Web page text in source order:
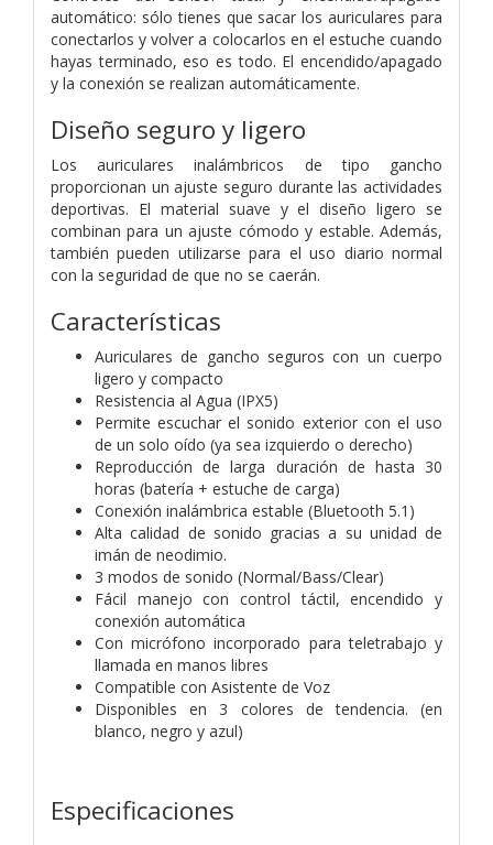
automático: sólo tienes que sacar los auriculares para
conectarlos y volver a colocarlos en el estuche cuando
hayas terminado, eso es todo. El encendido/apagado
y la conexión se realizan automáticamente.
Diseño seguro y ligero
Los auriculares inalámbricos de tipo gancho
proporcionan un ajuste seguro durante las actividades
deportivas. El material suave y el diseño ligero se
combinan para un ajuste cómodo y estable. Además,
también pueden utilizarse para el uso diario normal
con la seguridad de que no se caerán.
Características
Auriculares de gancho seguros con un cuerpo
ligero y compacto
Resistencia al Agua (IPX5)
Permite escuchar el sonido exterior con el uso
de un solo oído (ya sea izquierdo o derecho)
Reproducción de larga duración de hasta 30
horas (batería + estuche de carga)
Conexión inalámbrica estable (Bluetooth 5.1)
Alta calidad de sonido gracias a su unidad de
imán de neodimio.
3 modos de sonido (Normal/Bass/Clear)
Fácil manejo con control táctil, encendido y
conexión automática
Con micrófono incorporado para teletrabajo y
llamada en manos libres
Compatible con Asistente de Voz
Disponibles en 3 colores de tendencia. (en
blanco, negro y azul)
Especificaciones